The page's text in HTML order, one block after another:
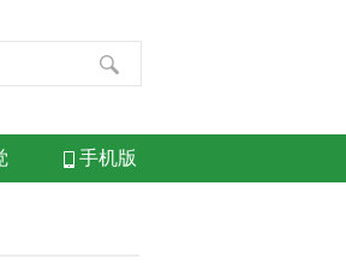
手机版